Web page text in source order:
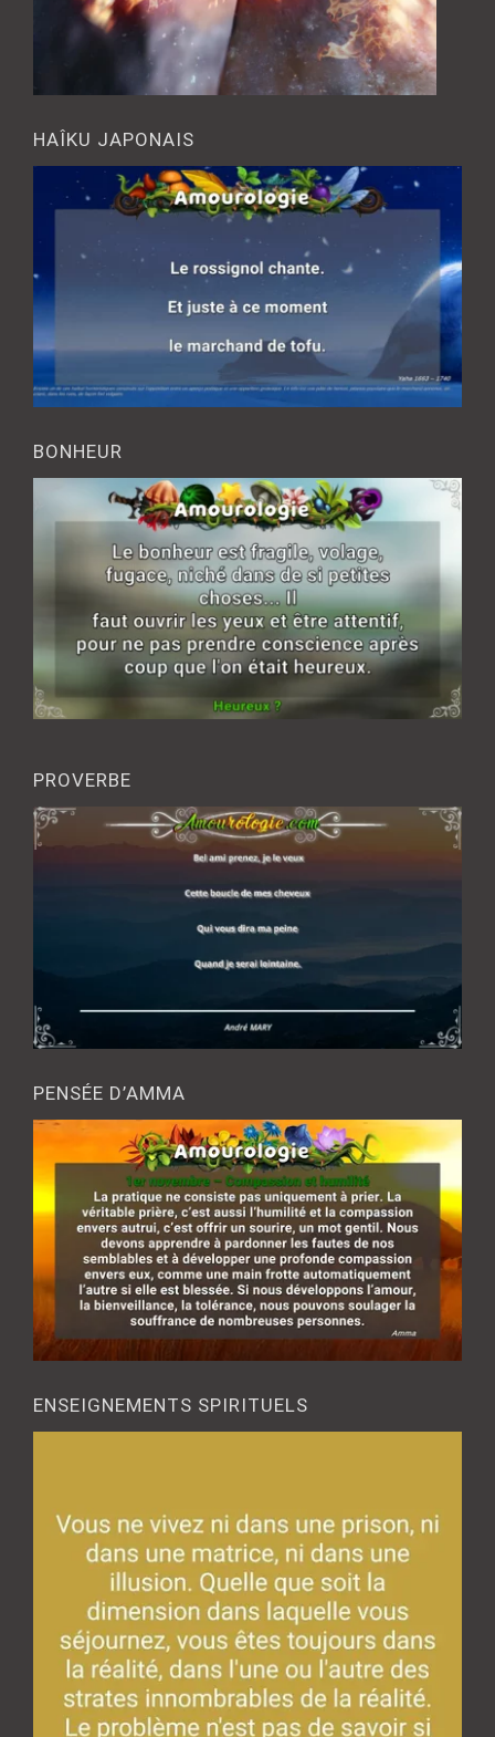
HAÎKU JAPONAIS
BONHEUR
PROVERBE
PENSÉE D’AMMA
ENSEIGNEMENTS SPIRITUELS